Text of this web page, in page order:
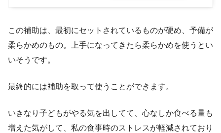
この補助は、最初にセットされているものが硬め、予備が
柔らかめのもの。上手になってきたら柔らかめを使うとい
いそうです。
最終的には補助を取って使うことができます。
いきなり子どもがやる気を出してて、心なしか食べる量も
増えた気がして、私の食事時のストレスが軽減されており